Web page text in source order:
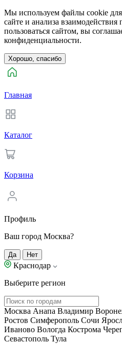
Мы используем файлы cookie
сайте и анализа
пользоваться сайтом, вы
конфиденциальности.
Хорошо, спасибо
Главная
Каталог
Корзина
Профиль
Ваш город Москва?
Да Нет
Краснодар
Выберите регион
Москва Анапа Владимир
Ростов Симферополь Сочи
Иваново Вологда Кострома
Севастополь Тула